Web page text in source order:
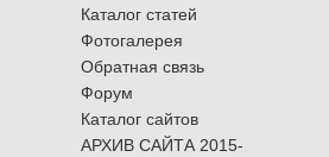
Каталог статей
Фотогалерея
Обратная связь
Форум
Каталог сайтов
АРХИВ САЙТА 2015-